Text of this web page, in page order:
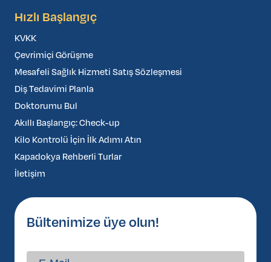
Hızlı Başlangıç
KVKK
Çevrimiçi Görüşme
Mesafeli Sağlık Hizmeti Satış Sözleşmesi
Diş Tedavimi Planla
Doktorumu Bul
Akıllı Başlangıç: Check-up
Kilo Kontrolü İçin İlk Adımı Atın
Kapadokya Rehberli Turlar
İletişim
Bültenimize üye olun!